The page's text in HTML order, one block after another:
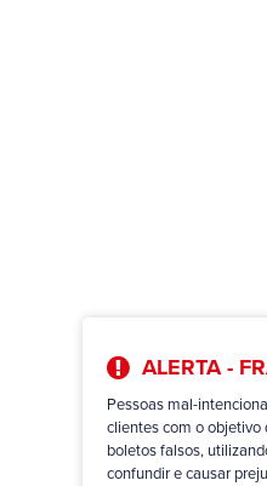
ALERTA -
Pessoas mal-
clientes com o
boletos falsos,
confundir e causar